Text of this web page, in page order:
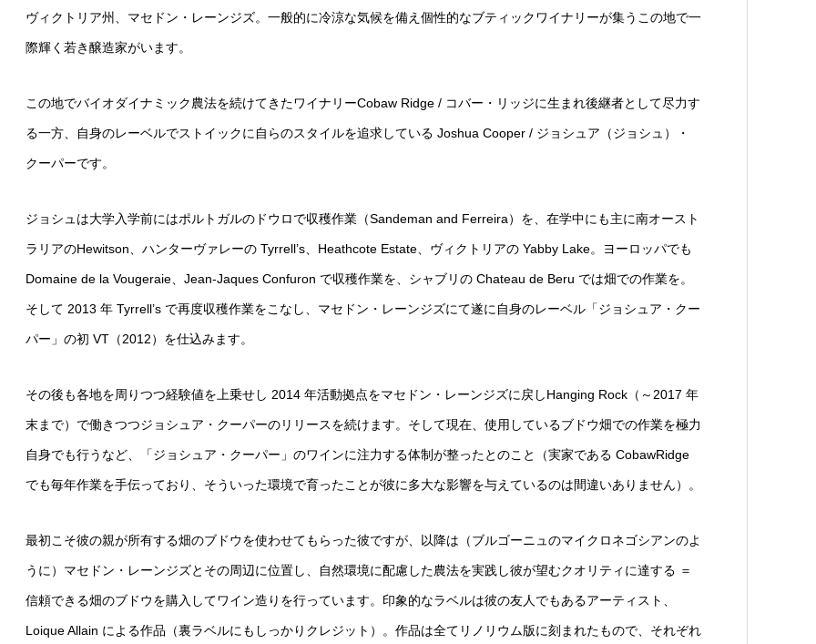
ヴィクトリア州、マセドン・レーンジズ。一般的に冷涼な気候を備え個性的なブティックワイナリーが集うこの地で一
際輝く若き醸造家がいます。
この地でバイオダイナミック農法を続けてきたワイナリーCobaw Ridge / コバー・リッジに生まれ後継者として尽力す
る一方、自身のレーベルでストイックに自らのスタイルを追求している Joshua Cooper / ジョシュア（ジョシュ）・
クーパーです。
ジョシュは大学入学前にはポルトガルのドウロで収穫作業（Sandeman and Ferreira）を、在学中にも主に南オースト
ラリアのHewitson、ハンターヴァレーの Tyrrell’s、Heathcote Estate、ヴィクトリアの Yabby Lake。ヨーロッパでも
Domaine de la Vougeraie、Jean-Jaques Confuron で収穫作業を、シャブリの Chateau de Beru では畑での作業を。
そして 2013 年 Tyrrell’s で再度収穫作業をこなし、マセドン・レーンジズにて遂に自身のレーベル「ジョシュア・クー
パー」の初 VT（2012）を仕込みます。
その後も各地を周りつつ経験値を上乗せし 2014 年活動拠点をマセドン・レーンジズに戻しHanging Rock（～2017 年
末まで）で働きつつジョシュア・クーパーのリリースを続けます。そして現在、使用しているブドウ畑での作業を極力
自身でも行うなど、「ジョシュア・クーパー」のワインに注力する体制が整ったとのこと（実家である CobawRidge
でも毎年作業を手伝っており、そういった環境で育ったことが彼に多大な影響を与えているのは間違いありません）。
最初こそ彼の親が所有する畑のブドウを使わせてもらった彼ですが、以降は（ブルゴーニュのマイクロネゴシアンのよ
うに）マセドン・レーンジズとその周辺に位置し、自然環境に配慮した農法を実践し彼が望むクオリティに達する ＝
信頼できる畑のブドウを購入してワイン造りを行っています。印象的なラベルは彼の友人でもあるアーティスト、
Loique Allain による作品（裏ラベルにもしっかりクレジット）。作品は全てリノリウム版に刻まれたもので、それぞれ